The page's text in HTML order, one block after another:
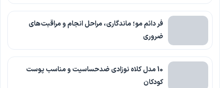
فر دائم مو؛ ماندگاری، مراحل انجام و مراقبت‌های
ضروری
10 مدل کلاه نوزادی ضدحساسیت و مناسب پوست
کودکان